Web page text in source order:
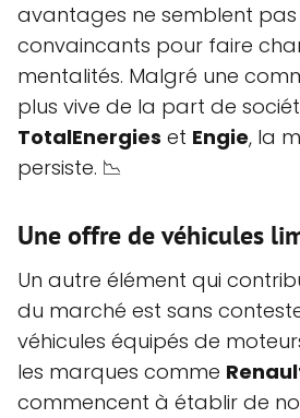
avantages ne semblent
convaincants pour faire
mentalités. Malgré une
plus vive de la part de
TotalEnergies et Engie, la
persiste. 📉
Une offre de véhicules
Un autre élément qui
du marché est sans
véhicules équipés de
les marques comme
commencent à établir de